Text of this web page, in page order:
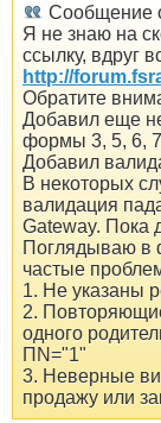
Сообщение
Я не знаю на
ссылку, вдруг
http://
Обратите
Добавил еще
формы 3, 5, 6,
Добавил
В некоторых
валидация
Gateway. Пока
Поглядываю в
частые
1. Не указаны
2.
одного
ПN="1"
3. Неверные
продажу или